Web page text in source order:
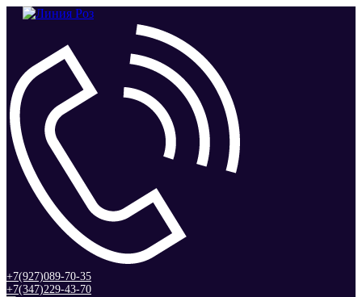
+7(927)089-70-35
+7(347)229-43-70